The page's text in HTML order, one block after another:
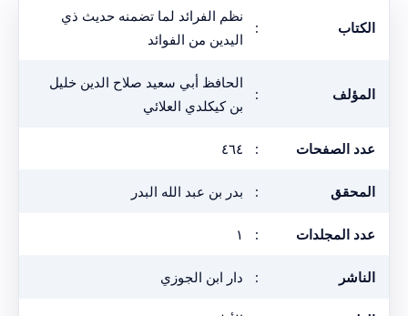
الكتاب :
نظم الفرائد لما تضمنه حديث ذي
اليدين من الفوائد
المؤلف :
الحافظ أبي سعيد صلاح الدين خليل
بن كيكلدي العلائي
عدد الصفحات : ٤٦٤
المحقق : بدر بن عبد الله البدر
عدد المجلدات : ١
الناشر : دار ابن الجوزي